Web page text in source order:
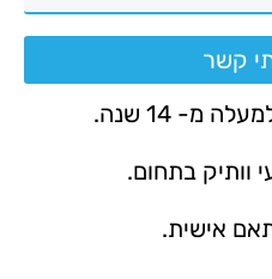
קשר
מ- 14 שנה.
וותיק בתחום.
אישית.